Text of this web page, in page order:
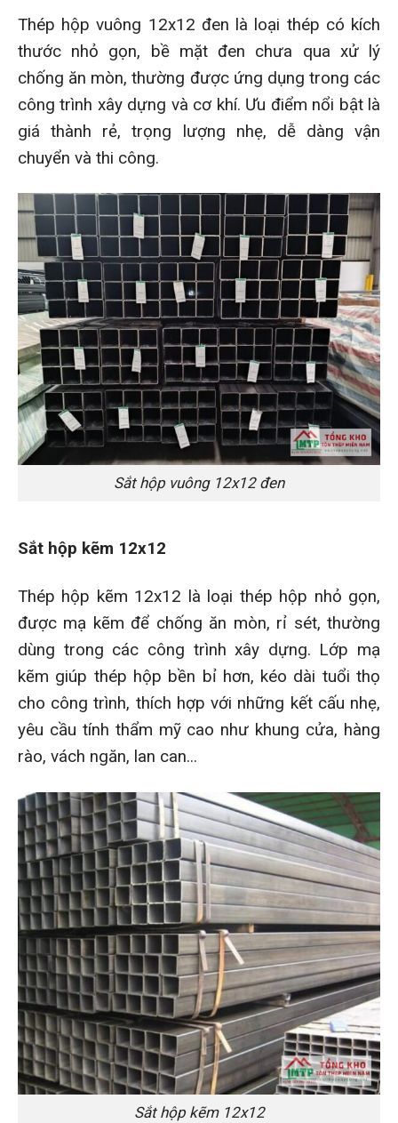
Thép hộp vuông 12x12 đen là loại thép có kích
thước nhỏ gọn, bề mặt đen chưa qua xử lý
chống ăn mòn, thường được ứng dụng trong các
công trình xây dựng và cơ khí. Ưu điểm nổi bật là
giá thành rẻ, trọng lượng nhẹ, dễ dàng vận
chuyển và thi công.
Sắt hộp vuông 12x12 đen
Sắt hộp kẽm 12x12
Thép hộp kẽm 12x12 là loại thép hộp nhỏ gọn,
được mạ kẽm để chống ăn mòn, rỉ sét, thường
dùng trong các công trình xây dựng. Lớp mạ
kẽm giúp thép hộp bền bỉ hơn, kéo dài tuổi thọ
cho công trình, thích hợp với những kết cấu nhẹ,
yêu cầu tính thẩm mỹ cao như khung cửa, hàng
rào, vách ngăn, lan can...
Sắt hộp kẽm 12x12